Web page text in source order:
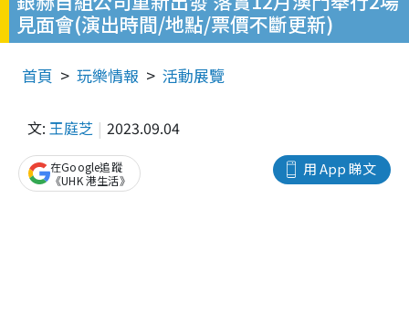
見面會(演出時間/地點/票價不斷更新)
首頁 玩樂情報 活動展覽
文: 王庭芝 2023.09.04
用 App 睇文
在Google追蹤
《UHK 港生活》